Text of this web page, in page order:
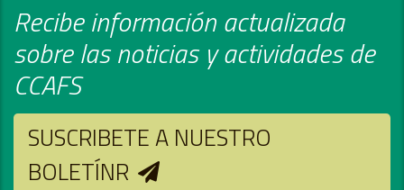
Recibe información actualizada
sobre las noticias y actividades de
CCAFS
SUSCRIBETE A NUESTRO
BOLETÍNR